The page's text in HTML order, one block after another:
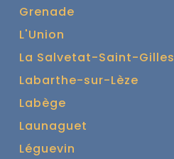
Grenade
L'Union
La Salvetat-Saint-Gilles
Labarthe-sur-Lèze
Labège
Launaguet
Léguevin